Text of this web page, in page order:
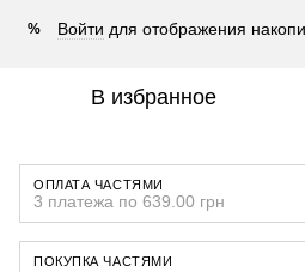
% Войти для отображения
В избранное
ОПЛАТА ЧАСТЯМИ
3 платежа по 639.00 грн
ПОКУПКА ЧАСТЯМИ